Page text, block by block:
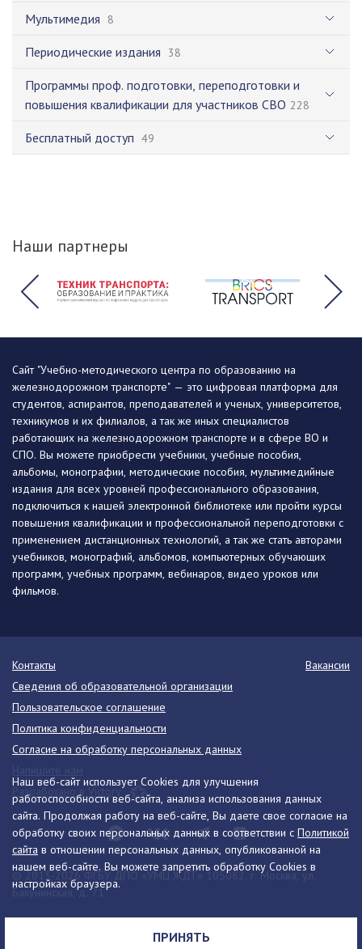
Мультимедия 8
Периодические издания 38
Программы проф. подготовки, переподготовки и
повышения квалификации для участников СВО 228
Бесплатный доступ 49
Наши партнеры
Наш веб-сайт использует Cookies для улучшения
работоспособности веб-сайта, анализа использования данных
сайта. Продолжая работу на веб-сайте, Вы даете свое согласие на
обработку своих персональных данных в соответствии с Политикой
сайта в отношении персональных данных, опубликованной на
нашем веб-сайте. Вы можете запретить обработку Cookies в
настройках браузера.
ПРИНЯТЬ
Сайт "Учебно-методического центра по образованию на
железнодорожном транспорте" — это цифровая платформа для
студентов, аспирантов, преподавателей и ученых, университетов,
техникумов и их филиалов, а так же иных специалистов
работающих на железнодорожном транспорте и в сфере ВО и
СПО. Вы можете приобрести учебники, учебные пособия,
альбомы, монографии, методические пособия, мультимедийные
издания для всех уровней профессионального образования,
подключиться к нашей электронной библиотеке или пройти курсы
повышения квалификации и профессиональной переподготовки с
применением дистанционных технологий, а так же стать авторами
учебников, монографий, альбомов, компьютерных обучающих
программ, учебных программ, вебинаров, видео уроков или
фильмов.
© 2013-2026 ФГБУ ДПО «УМЦ ЖДТ» 105082, г. Москва, ул.
Бакунинская, д. 71
Телефон:8 (495) 739-00-30 info@umczdt.ru
схема проезда
Контакты
Вакансии
Сведения об образовательной организации
Пользовательское соглашение
Политика конфиденциальности
Согласие на обработку персональных данных
Разработано в Victory